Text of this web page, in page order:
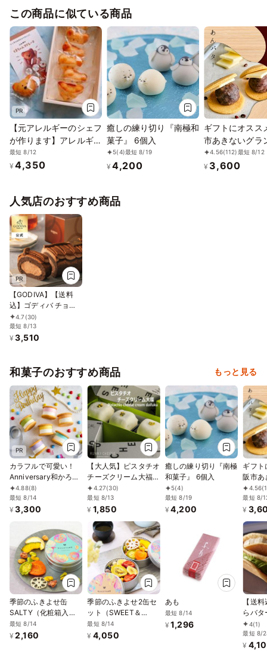
この商品に似ている商品
PR
【元アレルギーのシェフ
が作ります】アレルギー
対応くまちゃんマドレー
ヌ6個入り／乳卵小麦不
最短 8/12
¥ 4,350
癒しの練り切り『南極和
菓子』 6個入
5(4)最短 8/19
¥ 4,200
ギフトにオスス
市あきないグラ
秀賞受賞!!～ メ
人気の生どら焼
4.56(112)最短 8/12
¥ 3,600
人気店のおすすめ商品
PR
【GODIVA】【送料
込】ゴディバ チョコ
レートロールケーキ
お中元2026
4.7 (30)
最短 8/13
¥ 3,510
和菓子のおすすめ商品 もっと見る
PR
カラフルで可愛い！
Anniversary和かろ
ん。～ 6個セット
2026
4.88(8)
最短 8/14
¥ 3,300
【大人気】ピスタチオ
チーズクリーム大福 3
個入
4.27(30)
最短 8/13
¥ 1,850
癒しの練り切り『南極
和菓子』 6個入
5(4)
最短 8/19
¥ 4,200
ギフト
阪市あ
リ優秀
ィアで
き 和
かろ
中元
4.56
最短 8/
¥
季節のふきよせ缶
SALTY（化粧箱入
り）
最短 8/14
¥ 2,160
季節のふきよせ2缶セ
ット（SWEET＆
SALTY）化粧箱入り
最短 8/14
¥ 4,050
あも
最短 8/14
¥ 1,296
【送
らバタ
8個入
4(1)
最短 8/
¥